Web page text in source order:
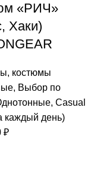
«РИЧ»
Хаки)
, костюмы
, Выбор по
, Casual
каждый день)
₽